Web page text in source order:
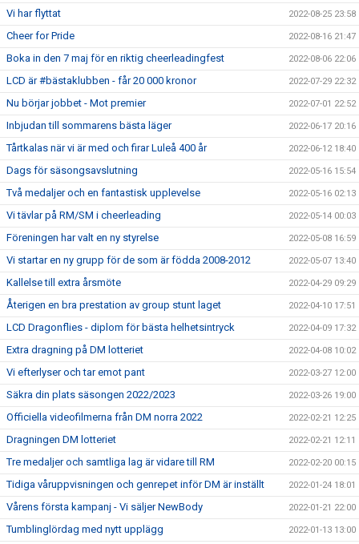
Vi har flyttat 2022-08-25 23:58
Cheer for Pride 2022-08-16 21:47
Boka in den 7 maj för en riktig cheerleadingfest 2022-08-06 22:06
LCD är #bästaklubben - får 20 000 kronor 2022-07-29 22:32
Nu börjar jobbet - Mot premier 2022-07-01 22:52
Inbjudan till sommarens bästa läger 2022-06-17 20:16
Tårtkalas när vi är med och firar Luleå 400 år 2022-06-12 18:40
Dags för säsongsavslutning 2022-05-16 15:54
Två medaljer och en fantastisk upplevelse 2022-05-16 02:13
Vi tävlar på RM/SM i cheerleading 2022-05-14 00:03
Föreningen har valt en ny styrelse 2022-05-08 16:59
Vi startar en ny grupp för de som är födda 2008-2012 2022-05-07 13:40
Kallelse till extra årsmöte 2022-04-29 09:29
Återigen en bra prestation av group stunt laget 2022-04-10 17:51
LCD Dragonflies - diplom för bästa helhetsintryck 2022-04-09 17:32
Extra dragning på DM lotteriet 2022-04-08 10:02
Vi efterlyser och tar emot pant 2022-03-27 12:00
Säkra din plats säsongen 2022/2023 2022-03-26 19:00
Officiella videofilmerna från DM norra 2022 2022-02-21 12:25
Dragningen DM lotteriet 2022-02-21 12:11
Tre medaljer och samtliga lag är vidare till RM 2022-02-20 00:15
Tidiga våruppvisningen och genrepet inför DM är inställt 2022-01-24 18:01
Vårens första kampanj - Vi säljer NewBody 2022-01-21 22:00
Tumblinglördag med nytt upplägg 2022-01-13 13:00